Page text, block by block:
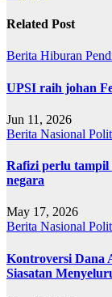
Related Post
Berita Hiburan
UPSI raih johan
Jun 11, 2026
Berita Nasional
Rafizi perlu tampil
negara
May 17, 2026
Berita Nasional
Kontroversi Dana
Siasatan